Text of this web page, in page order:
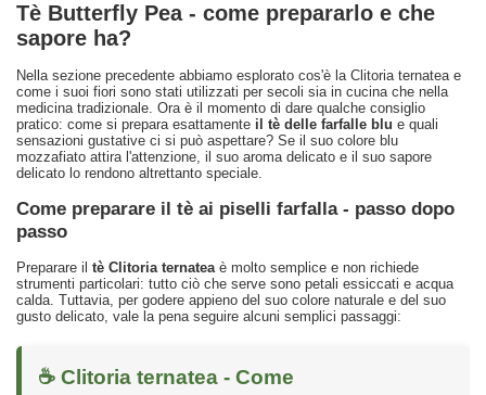
Tè Butterfly Pea - come prepararlo e che
sapore ha?
Nella sezione precedente abbiamo esplorato cos'è la Clitoria ternatea e
come i suoi fiori sono stati utilizzati per secoli sia in cucina che nella
medicina tradizionale. Ora è il momento di dare qualche consiglio
pratico: come si prepara esattamente il tè delle farfalle blu e quali
sensazioni gustative ci si può aspettare? Se il suo colore blu
mozzafiato attira l'attenzione, il suo aroma delicato e il suo sapore
delicato lo rendono altrettanto speciale.
Come preparare il tè ai piselli farfalla - passo dopo
passo
Preparare il tè Clitoria ternateaè molto semplice e non richiede
strumenti particolari: tutto ciò che serve sono petali essiccati e acqua
calda. Tuttavia, per godere appieno del suo colore naturale e del suo
gusto delicato, vale la pena seguire alcuni semplici passaggi:
☕ Clitoria ternatea - Come